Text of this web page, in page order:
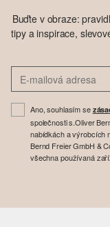
Buďte v obraze:
tipy a inspirace,
Ano, souhlasím se
společnosti s.Oliver
nabídkách a výrobcích
Bernd Freier GmbH &
všechna používaná